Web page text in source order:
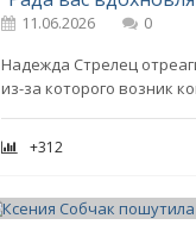
11.06.2026
0
Надежда Стрелец
из-за которого возник
+312